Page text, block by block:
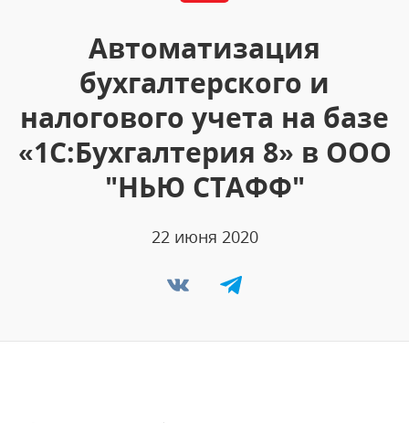
Автоматизация
бухгалтерского и
налогового учета на базе
«1С:Бухгалтерия 8» в ООО
"НЬЮ СТАФФ"
22 июня 2020